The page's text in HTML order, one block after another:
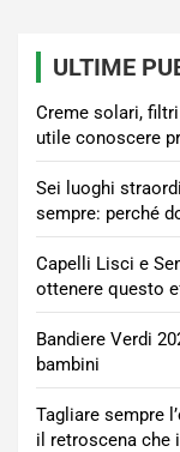
ULTIME
Creme solari,
utile conoscere
Sei luoghi
sempre: perché
Capelli Lisci e
ottenere questo
Bandiere Verdi
bambini
Tagliare sempre
il retroscena che